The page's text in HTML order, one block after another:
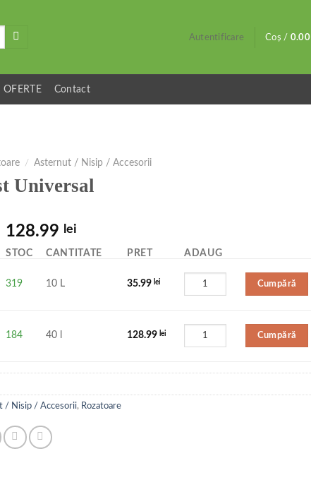
Autentificare Coș / 0.00
OFERTE Contact
/ Asternut / Nisip / Accesorii
Universal
128.99 lei
STOC CANTITATE PRET ADAUG
319 10 L 35.99 lei Cumpără
184 40 l 128.99 lei Cumpără
/ Nisip / Accesorii, Rozatoare